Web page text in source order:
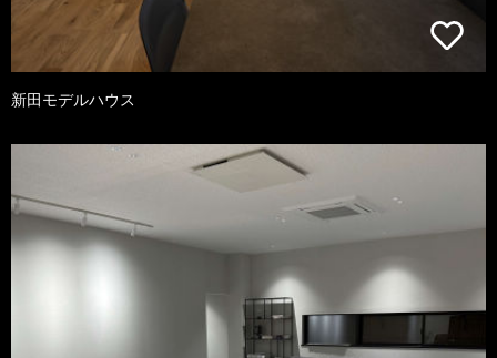
新田モデルハウス